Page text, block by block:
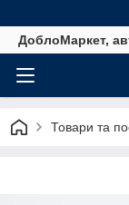
ДоблоМаркет,
Товари та